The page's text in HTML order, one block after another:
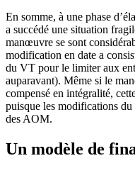
En somme, à une phase
a succédé une situation
manœuvre se sont
modification en date a
du VT pour le limiter aux
auparavant). Même si le
compensé en intégralité,
puisque les modifications
des AOM.
Un modèle de